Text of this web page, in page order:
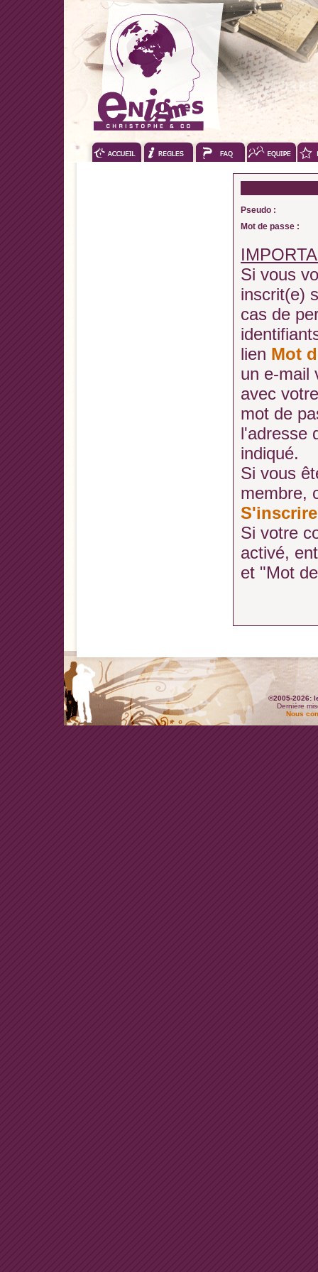
Pseudo :
Mot de passe :
Si vous
inscrit(e)
cas de
lien Mot
un e-mail
avec
mot de
l'adresse
indiqué.
Si vous
membre,
S'inscrire
Si votre
activé,
et "Mot
©2005-2026:
Dernière
Nous